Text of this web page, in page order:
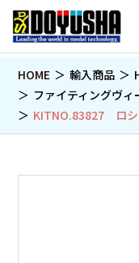
HOME 輸入商品
ファイティングヴィ
KITNO.83827 ロ